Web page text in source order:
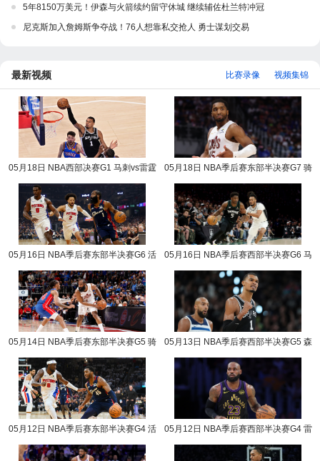
5年8150万美元！伊森与火箭续约留守休城 继续辅佐杜兰特冲冠
尼克斯加入詹姆斯争夺战！76人想靠私交抢人 勇士谋划交易
最新视频 视频集锦
比赛录像
05月18日 NBA西部决赛G1 马刺vs雷霆
05月18日 NBA季后赛东部半决赛G7 骑
05月16日 NBA季后赛东部半决赛G6 活
05月16日 NBA季后赛西部半决赛G6 马
05月14日 NBA季后赛东部半决赛G5 骑
05月13日 NBA季后赛西部半决赛G5 森
05月12日 NBA季后赛东部半决赛G4 活
05月12日 NBA季后赛西部半决赛G4 雷